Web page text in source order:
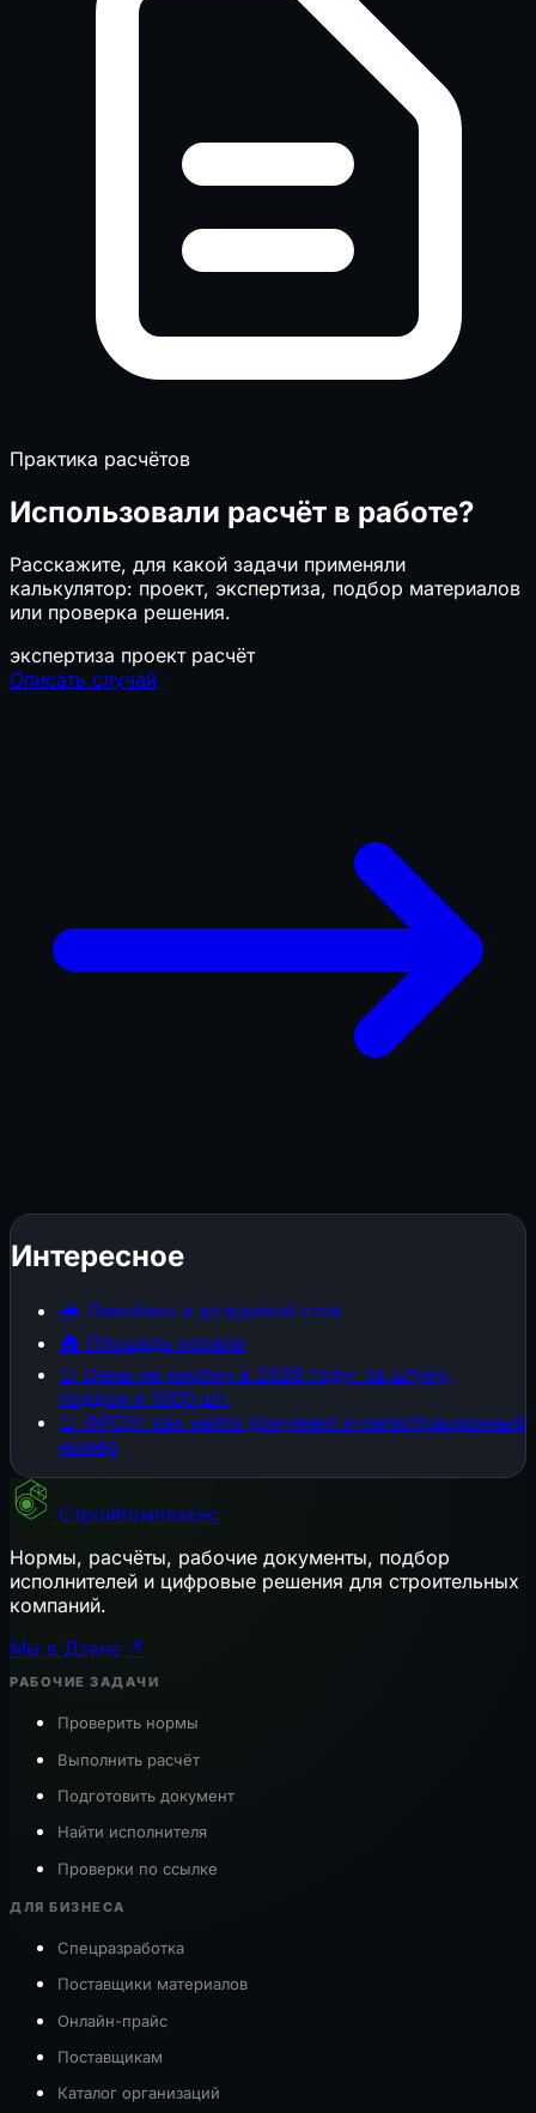
Практика расчётов
Использовали расчёт в работе?
Расскажите, для какой задачи применяли
калькулятор: проект, экспертиза, подбор материалов
или проверка решения.
экспертиза проект расчёт
Описать случай
Интересное
🌧️ Ливнёвка и дождевой сток
🏠 Площадь кровли
📄 Цены на кирпич в 2026 году: за штуку,
поддон и 1000 шт.
📄 ФРСН: как найти документ и регистрационный
номер
СтройКомплаенс
Нормы, расчёты, рабочие документы, подбор
исполнителей и цифровые решения для строительных
компаний.
Мы в Дзене ↗
РАБОЧИЕ ЗАДАЧИ
Проверить нормы
Выполнить расчёт
Подготовить документ
Найти исполнителя
Проверки по ссылке
ДЛЯ БИЗНЕСА
Спецразработка
Поставщики материалов
Онлайн-прайс
Поставщикам
Каталог организаций